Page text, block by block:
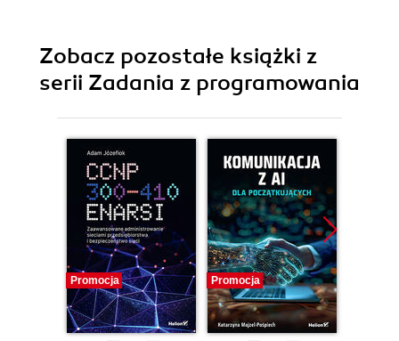
Zobacz pozostałe książki z
serii Zadania z programowania
Promocja Promocja